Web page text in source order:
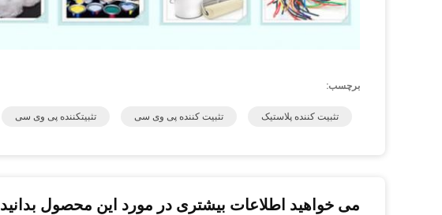
برچسب:
تثبیت کننده پلاستیک تثبیت کننده پی وی سی تثبیتکننده پی وی سی
می خواهید اطلاعات بیشتری در مورد این محصول بدانید